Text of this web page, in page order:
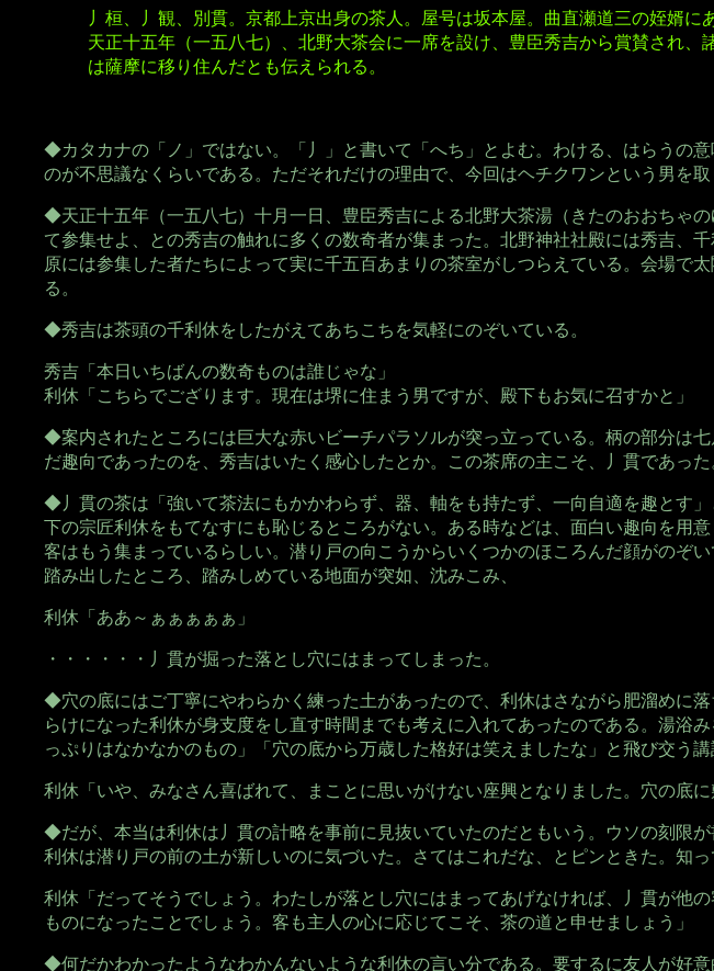
丿桓、丿観、別貫。京都上京出身の茶人。屋号は坂本屋。曲直瀬道三の姪婿
天正十五年（一五八七）、北野大茶会に一席を設け、豊臣秀吉から賞賛され
は薩摩に移り住んだとも伝えられる。
◆カタカナの「ノ」ではない。「丿」と書いて「へち」とよむ。わける、はらうの
のが不思議なくらいである。ただそれだけの理由で、今回はヘチクワンという男を取
◆天正十五年（一五八七）十月一日、豊臣秀吉による北野大茶湯（きたのおおちゃ
て参集せよ、との秀吉の触れに多くの数奇者が集まった。北野神社社殿には秀吉、
原には参集した者たちによって実に千五百あまりの茶室がしつらえている。会場で
る。
◆秀吉は茶頭の千利休をしたがえてあちこちを気軽にのぞいている。
秀吉「本日いちばんの数奇ものは誰じゃな」
利休「こちらでござります。現在は堺に住まう男ですが、殿下もお気に召すかと」
◆案内されたところには巨大な赤いビーチパラソルが突っ立っている。柄の部分は
だ趣向であったのを、秀吉はいたく感心したとか。この茶席の主こそ、丿貫であった
◆丿貫の茶は「強いて茶法にもかかわらず、器、軸をも持たず、一向自適を趣とす
下の宗匠利休をもてなすにも恥じるところがない。ある時などは、面白い趣向を用
客はもう集まっているらしい。潜り戸の向こうからいくつかのほころんだ顔がのぞ
踏み出したところ、踏みしめている地面が突如、沈みこみ、
利休「ああ～ぁぁぁぁぁ」
・・・・・・丿貫が掘った落とし穴にはまってしまった。
◆穴の底にはご丁寧にやわらかく練った土があったので、利休はさながら肥溜めに
らけになった利休が身支度をし直す時間までも考えに入れてあったのである。湯浴
っぷりはなかなかのもの」「穴の底から万歳した格好は笑えましたな」と飛び交う
利休「いや、みなさん喜ばれて、まことに思いがけない座興となりました。穴の底
◆だが、本当は利休は丿貫の計略を事前に見抜いていたのだともいう。ウソの刻限
利休は潜り戸の前の土が新しいのに気づいた。さてはこれだな、とピンときた。知っ
利休「だってそうでしょう。わたしが落とし穴にはまってあげなければ、丿貫が他
ものになったことでしょう。客も主人の心に応じてこそ、茶の道と申せましょう」
◆何だかわかったようなわかんないような利休の言い分である。要するに友人が好